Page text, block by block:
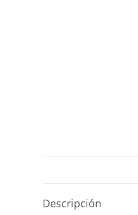
Descripción